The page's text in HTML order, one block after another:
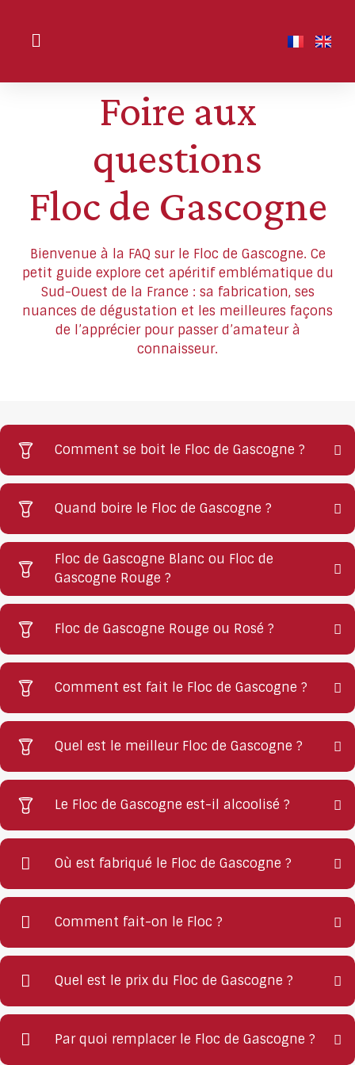
Foire aux
questions
Floc de Gascogne
Bienvenue à la FAQ sur le Floc de Gascogne. Ce
petit guide explore cet apéritif emblématique du
Sud-Ouest de la France : sa fabrication, ses
nuances de dégustation et les meilleures façons
de l’apprécier pour passer d’amateur à
connaisseur.
Comment se boit le Floc de Gascogne ?
Quand boire le Floc de Gascogne ?
Floc de Gascogne Blanc ou Floc de
Gascogne Rouge ?
Floc de Gascogne Rouge ou Rosé ?
Comment est fait le Floc de Gascogne ?
Quel est le meilleur Floc de Gascogne ?
Le Floc de Gascogne est-il alcoolisé ?
Où est fabriqué le Floc de Gascogne ?
Comment fait-on le Floc ?
Quel est le prix du Floc de Gascogne ?
Par quoi remplacer le Floc de Gascogne ?